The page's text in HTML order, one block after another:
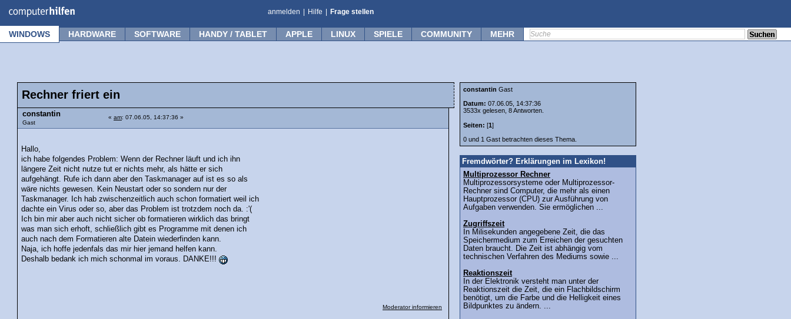
anmelden Hilfe Frage stellen
WINDOWS HARDWARE SOFTWARE HANDY / TABLET APPLE LINUX SPIELE COMMUNITY MEHR
Rechner friert ein
constantin
Gast
« am: 07.06.05, 14:37:36 »
Hallo,
ich habe folgendes Problem: Wenn der Rechner läuft und ich ihn
längere Zeit nicht nutze tut er nichts mehr, als hätte er sich
aufgehängt. Rufe ich dann aber den Taskmanager auf ist es so als
wäre nichts gewesen. Kein Neustart oder so sondern nur der
Taskmanager. Ich hab zwischenzeitlich auch schon formatiert weil ich
dachte ein Virus oder so, aber das Problem ist trotzdem noch da. :'(
Ich bin mir aber auch nicht sicher ob formatieren wirklich das bringt
was man sich erhoft, schließlich gibt es Programme mit denen ich
auch nach dem Formatieren alte Datein wiederfinden kann.
Naja, ich hoffe jedenfals das mir hier jemand helfen kann.
Deshalb bedank ich mich schonmal im voraus. DANKE!!!
Moderator informieren
constantin Gast
Datum: 07.06.05, 14:37:36
3533x gelesen, 8 Antworten.
Seiten: [1]
0 und 1 Gast betrachten dieses Thema.
Fremdwörter? Erklärungen im Lexikon!
Multiprozessor Rechner
Multiprozessorsysteme oder Multiprozessor-
Rechner sind Computer, die mehr als einen
Hauptprozessor (CPU) zur Ausführung von
Aufgaben verwenden. Sie ermöglichen ...
Zugriffszeit
In Milisekunden angegebene Zeit, die das
Speichermedium zum Erreichen der gesuchten
Daten braucht. Die Zeit ist abhängig vom
technischen Verfahren des Mediums sowie ...
Reaktionszeit
In der Elektronik versteht man unter der
Reaktionszeit die Zeit, die ein Flachbildschirm
benötigt, um die Farbe und die Helligkeit eines
Bildpunktes zu ändern. ...